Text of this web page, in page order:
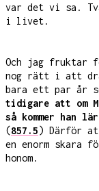
var det vi sa.
i livet.
Och jag fruktar
nog rätt i att
bara ett par år
tidigare att om
så kommer han
(857.5) Därför
en enorm skara
honom.